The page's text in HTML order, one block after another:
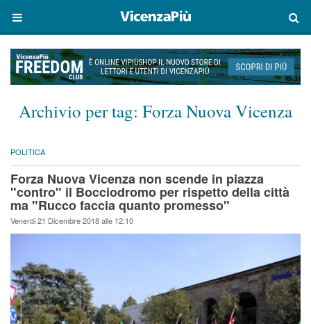
Archivio per tag: Forza Nuova Vicenza
POLITICA
Forza Nuova Vicenza non scende in piazza
"contro" il Bocciodromo per rispetto della città
ma "Rucco faccia quanto promesso"
Venerdi 21 Dicembre 2018 alle 12:10